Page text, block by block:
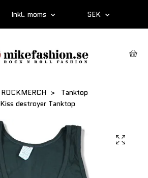
Inkl. moms SEK
ROCKMERCH
Tanktop
Kiss destroyer Tanktop